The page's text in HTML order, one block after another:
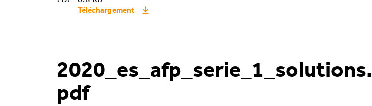
Téléchargement
2020_es_afp_serie_1_solutions.
pdf